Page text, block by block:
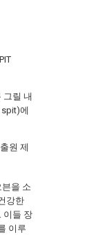
그릴 내
에
원 제
을 소
강한
이들 장
이루